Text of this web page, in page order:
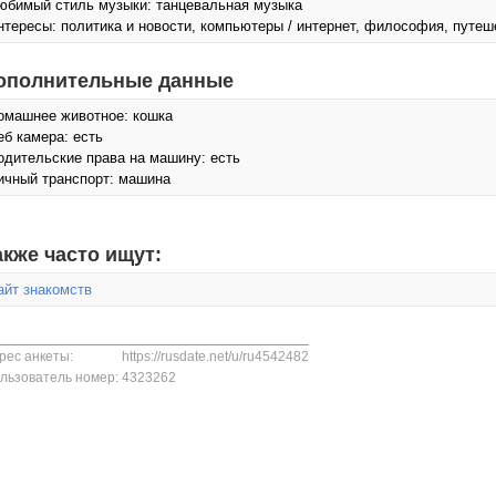
стиль музыки: танцевальная музыка
политика и новости, компьютеры / интернет, философия,
данные
животное: кошка
камера: есть
права на машину: есть
транспорт: машина
часто ищут:
знакомств
анкеты:
https://rusdate.net/u/ru4542482
номер: 4323262